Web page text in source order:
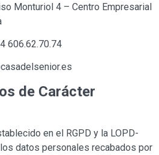
Monturiol 4 – Centro Empresarial
606.62.70.74
de Carácter
en el RGPD y la LOPD-
datos personales recabados por